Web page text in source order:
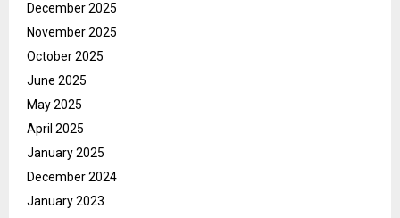
December 2025
November 2025
October 2025
June 2025
May 2025
April 2025
January 2025
December 2024
January 2023